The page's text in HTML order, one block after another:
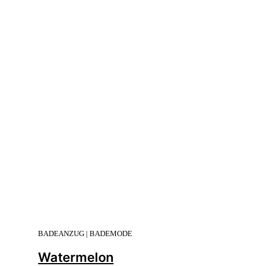
BADEANZUG | BADEMODE
Watermelon